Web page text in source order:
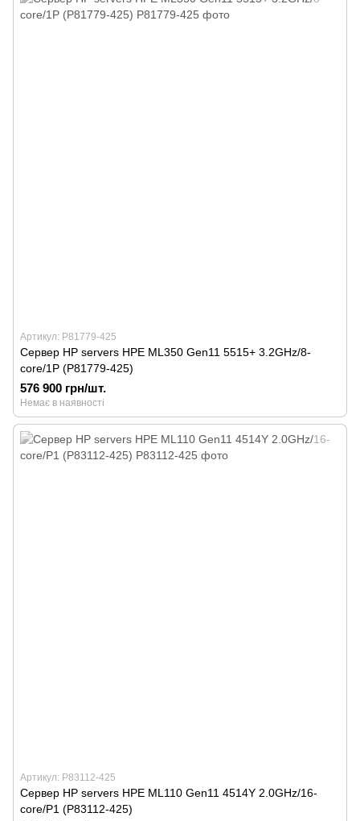
Артикул: P81779-425
Сервер HP servers HPE ML350 Gen11 5515+ 3.2GHz/8-
core/1P (P81779-425)
576 900 грн/шт.
Немає в наявності
Артикул: P83112-425
Сервер HP servers HPE ML110 Gen11 4514Y 2.0GHz/16-
core/P1 (P83112-425)